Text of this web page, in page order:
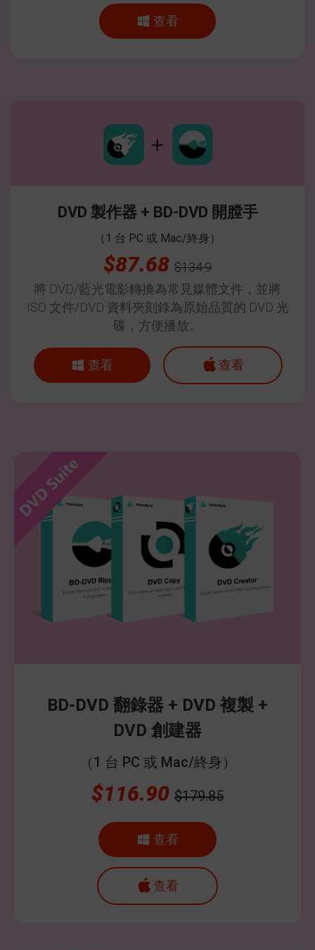
查看
DVD 製作器 + BD-DVD 開膛手
（1 台 PC 或 Mac/終身）
$87.68 $134.9
將 DVD/藍光電影轉換為常見媒體文件，並將
ISO 文件/DVD 資料夾刻錄為原始品質的 DVD 光
碟，方便播放。
查看 查看
BD-DVD 翻錄器 + DVD 複製 +
DVD 創建器
（1 台 PC 或 Mac/終身）
$116.90 $179.85
查看
查看